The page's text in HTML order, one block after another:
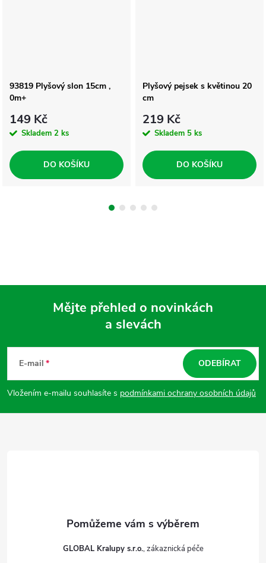
93819 Plyšový slon 15cm ,
0m+
149 Kč
Skladem 2 ks
DO KOŠÍKU
Plyšový pejsek s květinou 20
cm
219 Kč
Skladem 5 ks
DO KOŠÍKU
p
a
Mějte přehled o novinkách
a slevách
E-mail
Vložením e-mailu souhlasíte s podmínkami ochrany osobních údajů
ODEBÍRAT
GLOBAL Kralupy s.r.o.